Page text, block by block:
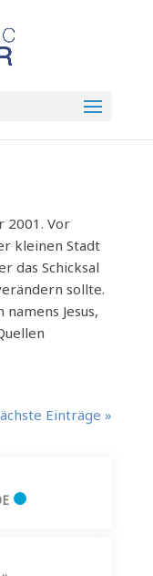
2001. Vor
kleinen Stadt
das Schicksal
sollte.
Jesus,
Einträge »